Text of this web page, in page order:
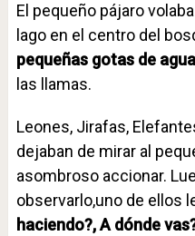
El pequeño pájaro
lago en el centro del
pequeñas gotas de agua
las llamas.
Leones, Jirafas,
dejaban de mirar al
asombroso accionar.
observarlo,uno de ellos
haciendo?, A dónde